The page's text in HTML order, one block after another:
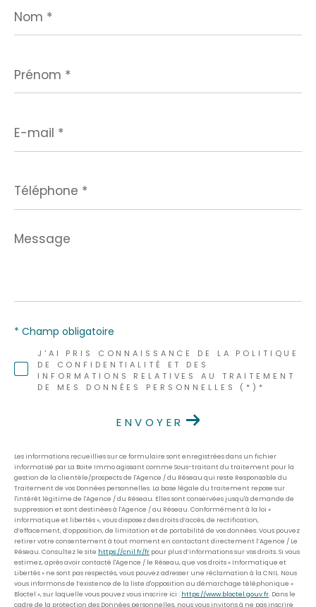
*
*
mail
*
*
Message
*
J'AI PRIS CONNAISSANCE DE LA POLITIQUE
DE CONFIDENTIALITÉ ET DES
INFORMATIONS RELATIVES AU TRAITEMENT
DE MES DONNÉES PERSONNELLES (*)*
* Champ obligatoire
ENVOYER
Les informations recueillies sur ce formulaire sont enregistrées dans un fichier
informatisé par La Boite Immo agissant comme Sous-traitant du traitement pour la
gestion de la clientèle/prospects de l'Agence / du Réseau qui reste Responsable du
Traitement de vos Données personnelles. La base légale du traitement repose sur
l'intérêt légitime de l'Agence / du Réseau. Elles sont conservées jusqu'à demande de
suppression et sont destinées à l'Agence / au Réseau. Conformément à la loi «
informatique et libertés », vous disposez des droits d’accès, de rectification,
d’effacement, d’opposition, de limitation et de portabilité de vos données. Vous pouvez
retirer votre consentement à tout moment en contactant directement l’Agence / Le
Réseau. Consultez le site https://cnil.fr/fr pour plus d’informations sur vos droits. Si vous
estimez, après avoir contacté l'Agence / le Réseau, que vos droits « Informatique et
Libertés » ne sont pas respectés, vous pouvez adresser une réclamation à la CNIL. Nous
vous informons de l’existence de la liste d'opposition au démarchage téléphonique «
Bloctel », sur laquelle vous pouvez vous inscrire ici : https://www.bloctel.gouv.fr. Dans le
cadre de la protection des Données personnelles, nous vous invitons à ne pas inscrire